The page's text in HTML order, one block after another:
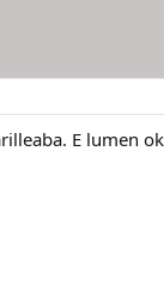
E lumen